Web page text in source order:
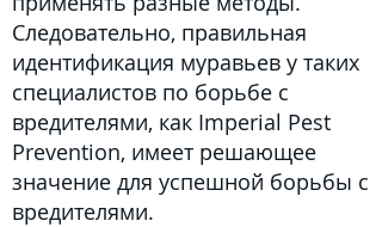
Следовательно, правильная
идентификация муравьев у таких
специалистов по борьбе с
вредителями, как Imperial Pest
Prevention, имеет решающее
значение для успешной борьбы с
вредителями.